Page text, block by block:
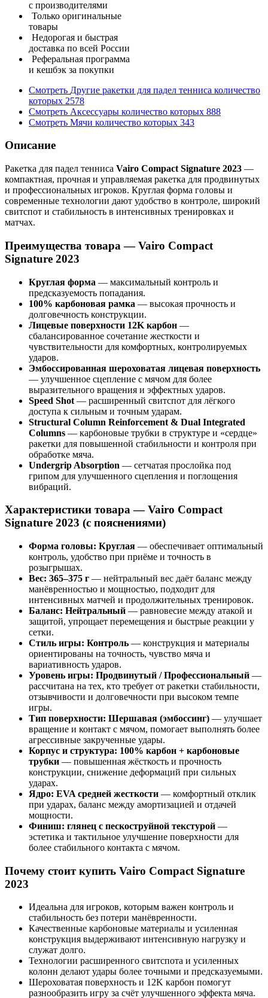
с производителями
Только оригинальные
товары
Недорогая и быстрая
доставка по всей России
Реферальная программа
и кешбэк за покупки
Смотреть Другие ракетки для падел тенниса количество
которых 2578
Смотреть Аксессуары количество которых 888
Смотреть Мячи количество которых 343
Описание
Ракетка для падел тенниса Vairo Compact Signature 2023 —
компактная, прочная и управляемая ракетка для продвинутых
и профессиональных игроков. Круглая форма головы и
современные технологии дают удобство в контроле, широкий
свитспот и стабильность в интенсивных тренировках и
матчах.
Преимущества товара — Vairo Compact
Signature 2023
Круглая форма — максимальный контроль и
предсказуемость попадания.
100% карбоновая рамка — высокая прочность и
долговечность конструкции.
Лицевые поверхности 12K карбон —
сбалансированное сочетание жесткости и
чувствительности для комфортных, контролируемых
ударов.
Эмбоссированная шероховатая лицевая поверхность
— улучшенное сцепление с мячом для более
выразительного вращения и эффектных ударов.
Speed Shot — расширенный свитспот для лёгкого
доступа к сильным и точным ударам.
Structural Column Reinforcement & Dual Integrated
Columns — карбоновые трубки в структуре и «сердце»
ракетки для повышенной стабильности и контроля при
обработке мяча.
Undergrip Absorption — сетчатая прослойка под
грипом для улучшенного сцепления и поглощения
вибраций.
Характеристики товара — Vairo Compact
Signature 2023 (с пояснениями)
Форма головы: Круглая — обеспечивает оптимальный
контроль, удобство при приёме и точность в
розыгрышах.
Вес: 365–375 г — нейтральный вес даёт баланс между
манёвренностью и мощностью, подходит для
интенсивных матчей и продолжительных тренировок.
Баланс: Нейтральный — равновесие между атакой и
защитой, упрощает перемещения и быстрые реакции у
сетки.
Стиль игры: Контроль — конструкция и материалы
ориентированы на точность, чувство мяча и
вариативность ударов.
Уровень игры: Продвинутый / Профессиональный —
рассчитана на тех, кто требует от ракетки стабильности,
отзывчивости и долговечности при высоком темпе
игры.
Тип поверхности: Шершавая (эмбоссинг) — улучшает
вращение и контакт с мячом, помогает выполнять более
агрессивные закрученные удары.
Корпус и структура: 100% карбон + карбоновые
трубки — повышенная жёсткость и прочность
конструкции, снижение деформаций при сильных
ударах.
Ядро: EVA средней жесткости — комфортный отклик
при ударах, баланс между амортизацией и отдачей
мощности.
Финиш: глянец с пескоструйной текстурой —
эстетика и тактильное улучшение поверхности для
более стабильного контакта с мячом.
Почему стоит купить Vairo Compact Signature
2023
Идеальна для игроков, которым важен контроль и
стабильность без потери манёвренности.
Качественные карбоновые материалы и усиленная
конструкция выдерживают интенсивную нагрузку и
служат долго.
Технологии расширенного свитспота и усиленных
колонн делают удары более точными и предсказуемыми.
Шероховатая поверхность и 12K карбон помогут
разнообразить игру за счёт улучшенного эффекта мяча.